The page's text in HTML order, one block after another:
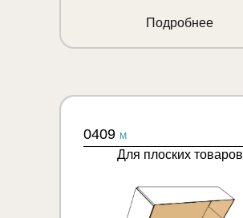
Подробнее
0409 M
Для плоских товаров